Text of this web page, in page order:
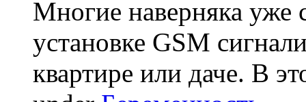
Многие наверняка уже
установке GSM
квартире или даче. В